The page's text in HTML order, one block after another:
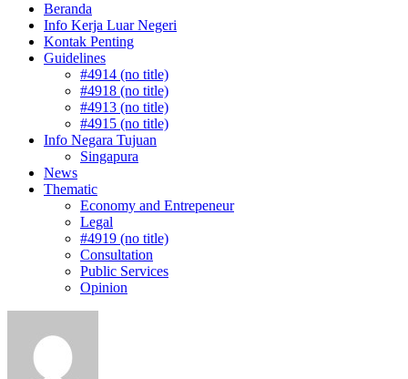
Beranda
Info Kerja Luar Negeri
Kontak Penting
Guidelines
#4914 (no title)
#4918 (no title)
#4913 (no title)
#4915 (no title)
Info Negara Tujuan
Singapura
News
Thematic
Economy and Entrepeneur
Legal
#4919 (no title)
Consultation
Public Services
Opinion